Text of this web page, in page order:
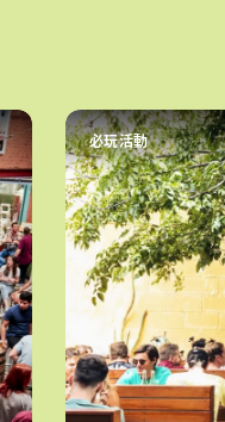
必玩活動